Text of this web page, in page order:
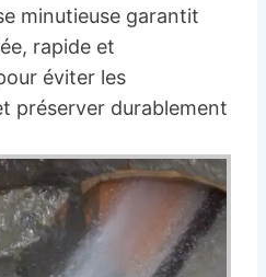
minutieuse garantit
rapide et
éviter les
préserver durablement